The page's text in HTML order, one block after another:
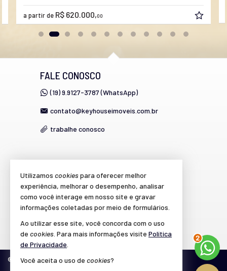
R$ 424.000, 00
FALE CONOSCO
(19) 9.9127-3787 (WhatsApp)
contato@keyhouseimoveis.com.br
trabalhe conosco
cadastre seu imóvel
imóveis favoritos
mapa de imóveis
© 2026CRECI/SP 39.864-J Política de Privacidade
2
Utilizamos cookiespara oferecer melhor
experiência, melhorar o desempenho, analisar
como você interage em nosso site e gravar
informações coletadas por meio de formulários.
Ao utilizar esse site, você concorda com o uso
de cookies . Para mais informações visite Política
de Privacidade
Você aceita o uso de cookies?